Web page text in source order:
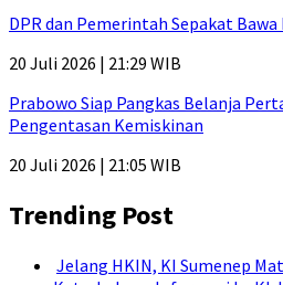
DPR dan Pemerintah Sepakat Bawa
20 Juli 2026 | 21:29 WIB
Prabowo Siap Pangkas Belanja
Pengentasan Kemiskinan
20 Juli 2026 | 21:05 WIB
Trending Post
Jelang HKIN, KI Sumenep